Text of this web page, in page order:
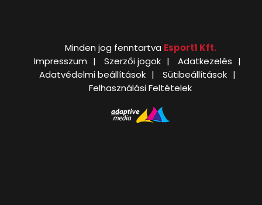
Minden jog fenntartva Esport1 Kft.
Impresszum
Szerzői jogok
Adatkezelés
Adatvédelmi beállítások
Sütibeállítások
Felhasználási Feltételek